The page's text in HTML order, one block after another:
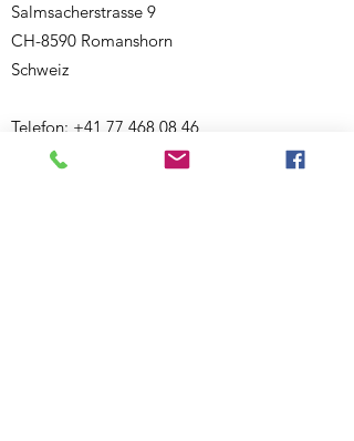
Salmsacherstrasse 9
CH-8590 Romanshorn
Schweiz
Telefon: +41 77 468 08 46
E-Mail:
ecknauerjasmin@outlook.com